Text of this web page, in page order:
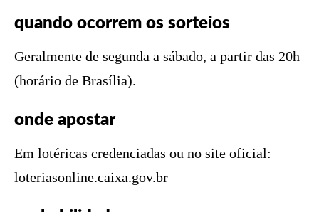
quando ocorrem os sorteios
Geralmente de segunda a sábado, a partir das 20h
(horário de Brasília).
onde apostar
Em lotéricas credenciadas ou no site oficial:
loteriasonline.caixa.gov.br